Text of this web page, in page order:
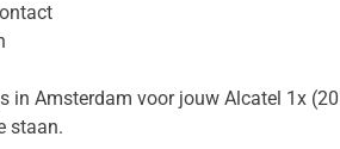
Amsterdam voor jouw Alcatel 1x
staan.